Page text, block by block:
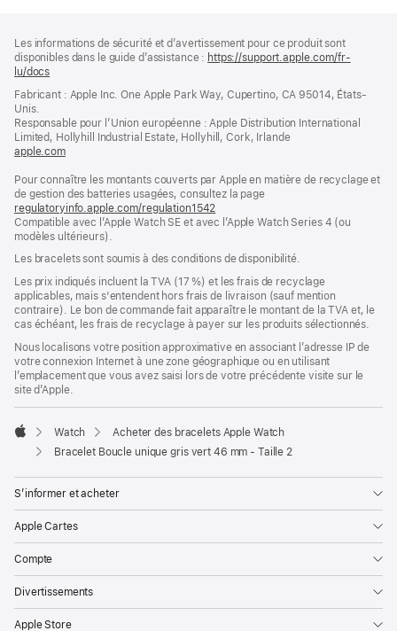
de
page
de
bas
page
Les informations de sécurité et d’avertissement pour ce produit sont
disponibles dans le guide d’assistance : https://support.apple.com/fr-
lu/docs
une
fenêtre)
Fabricant : Apple Inc. One Apple Park Way, Cupertino, CA 95014, États-
Unis.
Responsable pour l’Union européenne : Apple Distribution International
Limited, Hollyhill Industrial Estate, Hollyhill, Cork, Irlande
apple.com(s’ouvre
une
nouvelle
fenêtre)
Pour connaître les montants couverts par Apple en matière de recyclage et
de gestion des batteries usagées, consultez la page
regulatoryinfo.apple.com/regulation1542
dans
nouvelle
fenêtre)
Compatible avec l’Apple Watch SE et avec l’Apple Watch Series 4 (ou
modèles ultérieurs).
Les bracelets sont soumis à des conditions de disponibilité.
Les prix indiqués incluent la TVA (17 %) et les frais de recyclage
applicables, mais s'entendent hors frais de livraison (sauf mention
contraire). Le bon de commande fait apparaître le montant de la TVA et, le
cas échéant, les frais de recyclage à payer sur les produits sélectionnés.
Nous localisons votre position approximative en associant l’adresse IP de
votre connexion Internet à une zone géographique ou en utilisant
l’emplacement que vous avez saisi lors de votre précédente visite sur le
site d’Apple.
Apple
Watch
Acheter des bracelets Apple Watch
Bracelet Boucle unique gris vert 46 mm - Taille 2
S’informer et acheter
Apple Cartes
Compte
Divertissements
Apple Store